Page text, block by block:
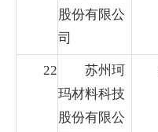
股份有限公
司
22
苏州珂
玛材料科技
股份有限公